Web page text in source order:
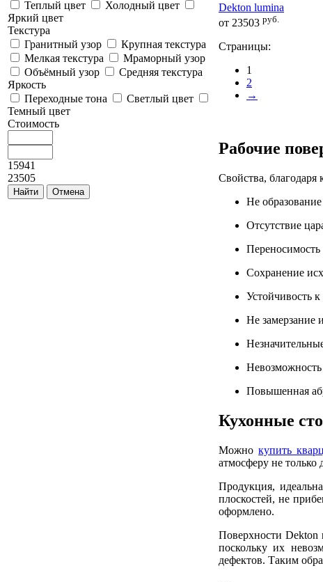
Теплый цвет
Холодный цвет
Яркий цвет
Текстура
Гранитный узор
Крупная текстура
Мелкая текстура
Мраморный узор
Объёмный узор
Средняя текстура
Яркость
Переходные тона
Светлый цвет
Темный цвет
Стоимость
15941
23505
Dekton lumina
от 23503 руб.
Страницы:
1
2
→
Рабочие
Свойства,
Не
Отсутствие
Переносимость
Сохранение
Устойчивость
Не замерзание
Повышенная
Кухонные
Можнокупить
атмосферу не
Продукция,
плоскостей, не
оформлено.
Поверхности Dekton
поскольку их
дефектов. Таким